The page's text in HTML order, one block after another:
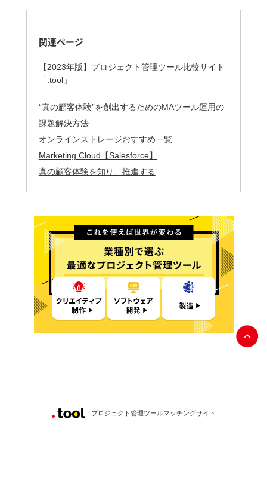
関連ページ
【2023年版】プロジェクト管理ツール比較サイト
「.tool」
“真の顧客体験”を創出するためのMAツール運用の
課題解決方法
オンラインストレージおすすめ一覧
Marketing Cloud【Salesforce】
真の顧客体験を知り、推進する
プロジェクト管理ツールマッチングサイト